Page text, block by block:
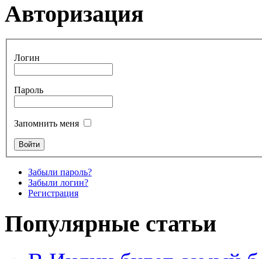
Авторизация
Логин
Пароль
Запомнить меня
Забыли пароль?
Забыли логин?
Регистрация
Популярные статьи